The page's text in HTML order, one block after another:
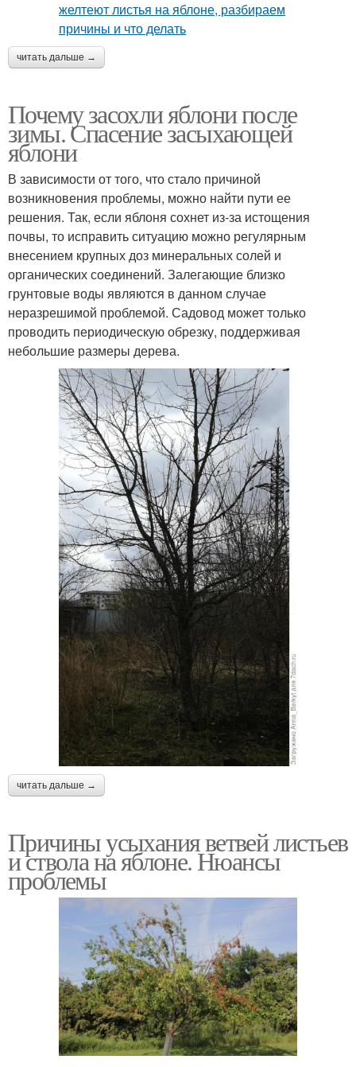
читать дальше →
Почему засохли яблони после
зимы. Спасение засыхающей
яблони
В зависимости от того, что стало причиной
возникновения проблемы, можно найти пути ее
решения. Так, если яблоня сохнет из-за истощения
почвы, то исправить ситуацию можно регулярным
внесением крупных доз минеральных солей и
органических соединений. Залегающие близко
грунтовые воды являются в данном случае
неразрешимой проблемой. Садовод может только
проводить периодическую обрезку, поддерживая
небольшие размеры дерева.
читать дальше →
Причины усыхания ветвей листьев
и ствола на яблоне. Нюансы
проблемы